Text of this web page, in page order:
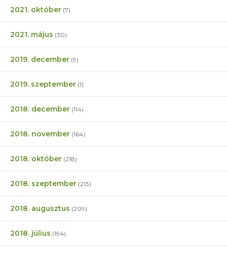
2021. október (7)
2021. május (30)
2019. december (9)
2019. szeptember (1)
2018. december (114)
2018. november (164)
2018. október (218)
2018. szeptember (213)
2018. augusztus (209)
2018. július (194)